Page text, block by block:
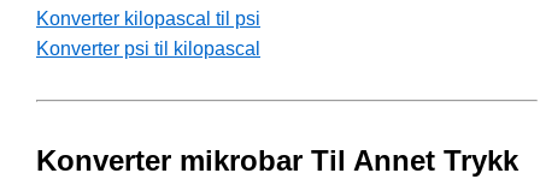
Konverter kilopascal til psi
Konverter psi til kilopascal
Konverter mikrobar Til Annet Trykk